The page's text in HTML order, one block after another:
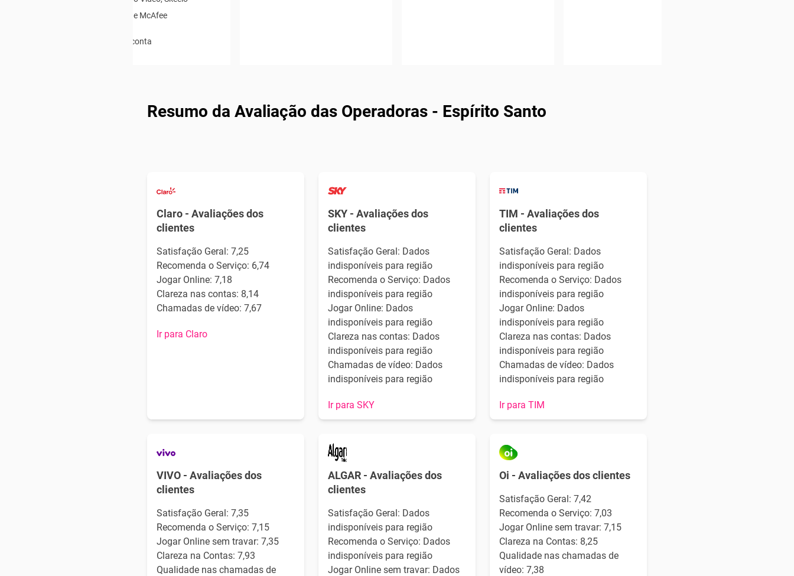
Audiobook e McAfee
Débito em conta
Resumo da Avaliação das Operadoras - Espírito Santo
Claro - Avaliações dos
clientes
Satisfação Geral: 7,25
Recomenda o Serviço: 6,74
Jogar Online: 7,18
Clareza nas contas: 8,14
Chamadas de vídeo: 7,67
Ir para Claro
SKY - Avaliações dos
clientes
Satisfação Geral: Dados
indisponíveis para região
Recomenda o Serviço: Dados
indisponíveis para região
Jogar Online: Dados
indisponíveis para região
Clareza nas contas: Dados
indisponíveis para região
Chamadas de vídeo: Dados
indisponíveis para região
Ir para SKY
TIM - Avaliações dos
clientes
Satisfação Geral: Dados
indisponíveis para região
Recomenda o Serviço: Dados
indisponíveis para região
Jogar Online: Dados
indisponíveis para região
Clareza nas contas: Dados
indisponíveis para região
Chamadas de vídeo: Dados
indisponíveis para região
Ir para TIM
VIVO - Avaliações dos
clientes
Satisfação Geral: 7,35
Recomenda o Serviço: 7,15
Jogar Online sem travar: 7,35
Clareza na Contas: 7,93
Qualidade nas chamadas de
ALGAR - Avaliações dos
clientes
Satisfação Geral: Dados
indisponíveis para região
Recomenda o Serviço: Dados
indisponíveis para região
Jogar Online sem travar: Dados
Oi - Avaliações dos clientes
Satisfação Geral: 7,42
Recomenda o Serviço: 7,03
Jogar Online sem travar: 7,15
Clareza na Contas: 8,25
Qualidade nas chamadas de
vídeo: 7,38